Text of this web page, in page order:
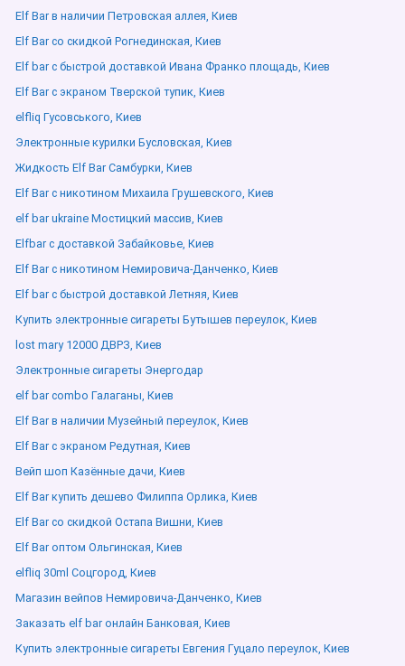
Elf Bar в наличии Петровская аллея, Киев
Elf Bar со скидкой Рогнединская, Киев
Elf bar с быстрой доставкой Ивана Франко площадь, Киев
Elf Bar с экраном Тверской тупик, Киев
elfliq Гусовського, Киев
Электронные курилки Бусловская, Киев
Жидкость Elf Bar Самбурки, Киев
Elf Bar с никотином Михаила Грушевского, Киев
elf bar ukraine Мостицкий массив, Киев
Elfbar с доставкой Забайковье, Киев
Elf Bar с никотином Немировича-Данченко, Киев
Elf bar с быстрой доставкой Летняя, Киев
Купить электронные сигареты Бутышев переулок, Киев
lost mary 12000 ДВРЗ, Киев
Электронные сигареты Энергодар
elf bar combo Галаганы, Киев
Elf Bar в наличии Музейный переулок, Киев
Elf Bar с экраном Редутная, Киев
Вейп шоп Казённые дачи, Киев
Elf Bar купить дешево Филиппа Орлика, Киев
Elf Bar со скидкой Остапа Вишни, Киев
Elf Bar оптом Ольгинская, Киев
elfliq 30ml Соцгород, Киев
Магазин вейпов Немировича-Данченко, Киев
Заказать elf bar онлайн Банковая, Киев
Купить электронные сигареты Евгения Гуцало переулок, Киев